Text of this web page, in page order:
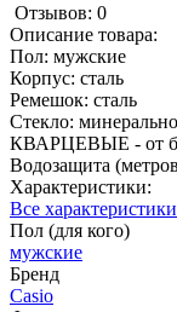
Отзывов: 0
Описание товара:
Пол: мужские
Корпус: сталь
Ремешок: сталь
Стекло:
КВАРЦЕВЫЕ - от
Водозащита
Характеристики:
Все характеристики
Пол (для кого)
мужские
Бренд
Casio